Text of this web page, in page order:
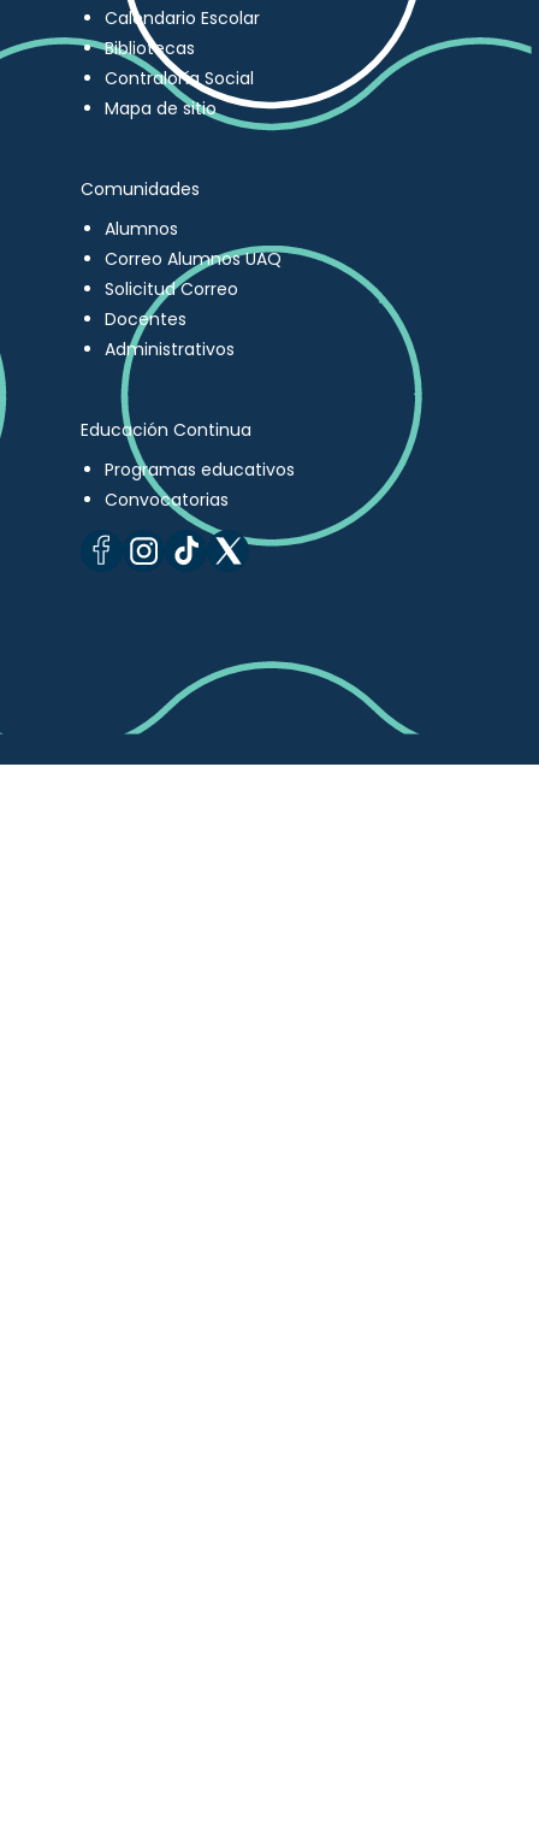
Calendario Escolar
Bibliotecas
Contraloría Social
Mapa de sitio
Comunidades
Alumnos
Correo Alumnos UAQ
Solicitud Correo
Docentes
Administrativos
Educación Continua
Programas educativos
Convocatorias